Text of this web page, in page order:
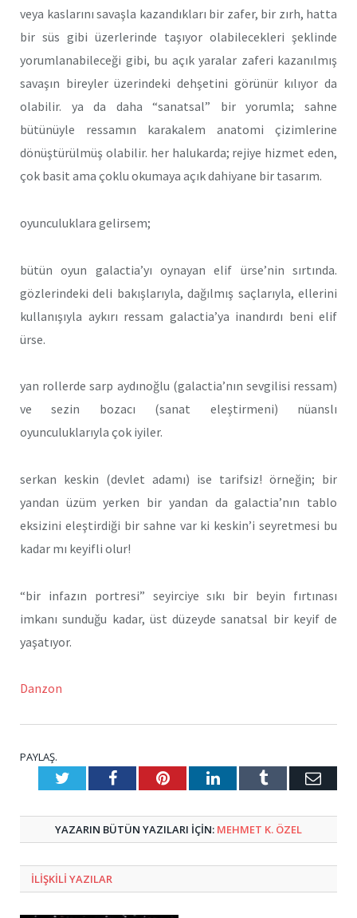
veya kaslarını savaşla kazandıkları bir zafer, bir zırh, hatta
bir süs gibi üzerlerinde taşıyor olabilecekleri şeklinde
yorumlanabileceği gibi, bu açık yaralar zaferi kazanılmış
savaşın bireyler üzerindeki dehşetini görünür kılıyor da
olabilir. ya da daha “sanatsal” bir yorumla; sahne
bütünüyle ressamın karakalem anatomi çizimlerine
dönüştürülmüş olabilir. her halukarda; rejiye hizmet eden,
çok basit ama çoklu okumaya açık dahiyane bir tasarım.
oyunculuklara gelirsem;
bütün oyun galactia’yı oynayan elif ürse’nin sırtında.
gözlerindeki deli bakışlarıyla, dağılmış saçlarıyla, ellerini
kullanışıyla aykırı ressam galactia’ya inandırdı beni elif
ürse.
yan rollerde sarp aydınoğlu (galactia’nın sevgilisi ressam)
ve sezin bozacı (sanat eleştirmeni) nüanslı
oyunculuklarıyla çok iyiler.
serkan keskin (devlet adamı) ise tarifsiz! örneğin; bir
yandan üzüm yerken bir yandan da galactia’nın tablo
eksizini eleştirdiği bir sahne var ki keskin’i seyretmesi bu
kadar mı keyifli olur!
“bir infazın portresi” seyirciye sıkı bir beyin fırtınası
imkanı sunduğu kadar, üst düzeyde sanatsal bir keyif de
yaşatıyor.
Danzon
PAYLAŞ.
TwitterFacebookPinterestLinkedInTumblr E-
YAZARIN BÜTÜN YAZILARI IÇIN: MEHMET K. ÖZEL
ILIŞKILI YAZILAR